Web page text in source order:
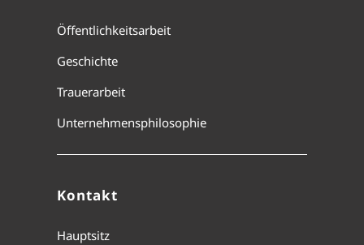
Öffentlichkeitsarbeit
Geschichte
Trauerarbeit
Unternehmensphilosophie
Kontakt
Hauptsitz